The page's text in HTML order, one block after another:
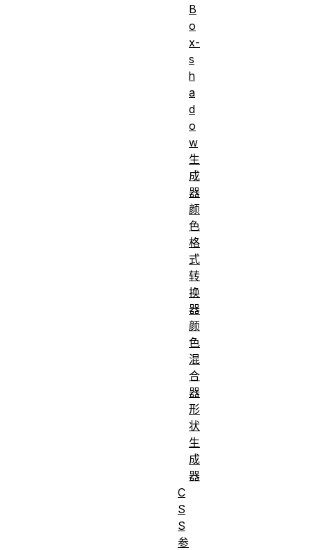
是否是继承属
Percentages
B
o
x-
s
h
a
d
o
w
生
成
器
颜
色
格
式
转
换
器
颜
色
混
合
器
形
状
生
成
器
C
S
S
参